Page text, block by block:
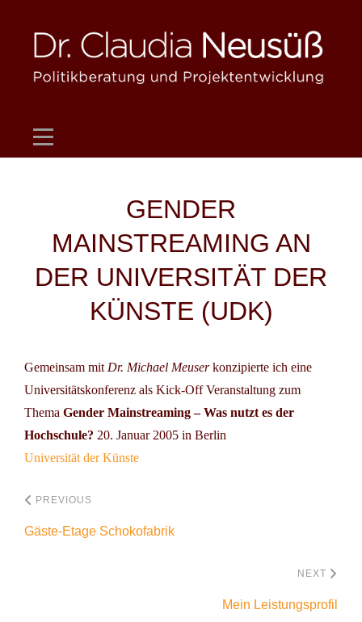
content
GENDER
MAINSTREAMING AN
DER UNIVERSITÄT DER
KÜNSTE (UDK)
Gemeinsam mit Dr. Michael Meuserkonzipierte ich eine
Universitätskonferenz als Kick-Off Veranstaltung zum
Thema Gender Mainstreaming – Was nutzt es der
Hochschule? 20. Januar 2005 in Berlin
Universität der Künste
Beitragsnavigation
PREVIOUS
Gäste-Etage Schokofabrik
NEXT
Mein Leistungsprofil